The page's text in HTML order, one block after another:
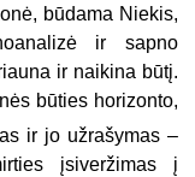
būdama Niekis,
ir sapno
ir naikina būtį.
būties horizonto,
ir jo užrašymas –
įsiveržimas į